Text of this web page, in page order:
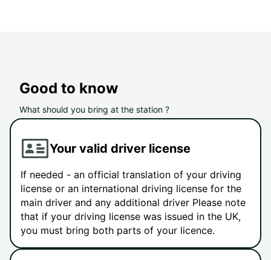
Good to know
What should you bring at the station ?
Your valid driver license
If needed - an official translation of your driving
license or an international driving license for the
main driver and any additional driver Please note
that if your driving license was issued in the UK,
you must bring both parts of your licence.